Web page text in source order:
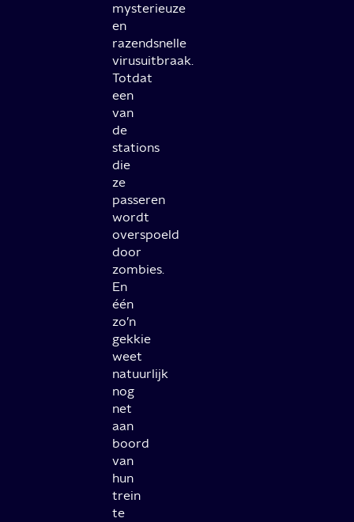
mysterieuze
en
razendsnelle
virusuitbraak.
Totdat
een
van
de
stations
die
ze
passeren
wordt
overspoeld
door
zombies.
En
één
zo’n
gekkie
weet
natuurlijk
nog
net
aan
boord
van
hun
trein
te